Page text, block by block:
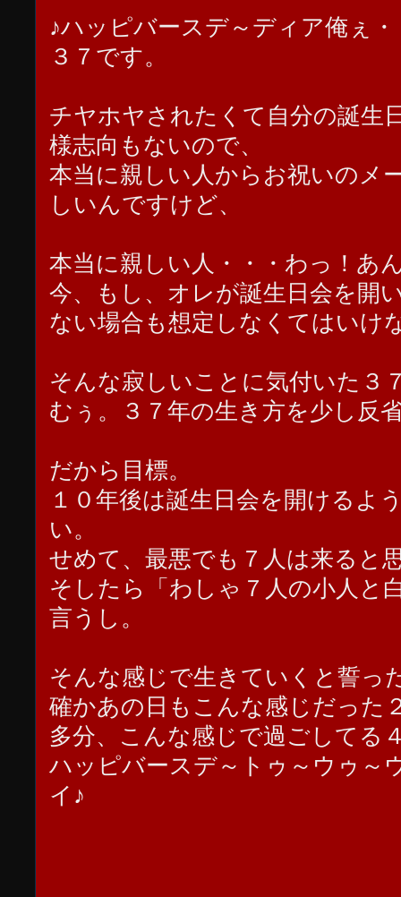
♪ハッピバースデ～ディア俺ぇ
３７です。
チヤホヤされたくて自分の誕生
様志向もないので、
本当に親しい人からお祝いのメ
しいんですけど、
本当に親しい人・・・わっ！あ
今、もし、オレが誕生日会を開
ない場合も想定しなくてはいけ
そんな寂しいことに気付いた３
むぅ。３７年の生き方を少し反
だから目標。
１０年後は誕生日会を開けるよ
い。
せめて、最悪でも７人は来ると
そしたら「わしゃ７人の小人と
言うし。
そんな感じで生きていくと誓っ
確かあの日もこんな感じだった
多分、こんな感じで過ごしてる
ハッピバースデ～トゥ～ウゥ～
イ♪